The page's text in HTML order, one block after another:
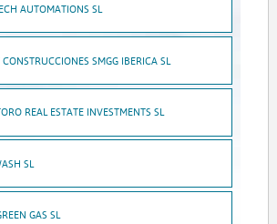
AUTOMATIONS SL
SMGG IBERICA SL
REAL ESTATE INVESTMENTS SL
SL
GAS SL